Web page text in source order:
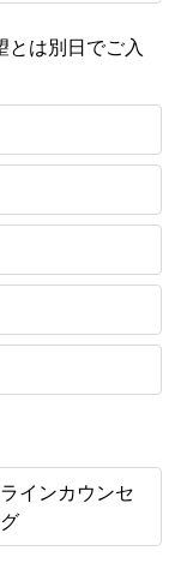
は別日でご入
インカウンセ